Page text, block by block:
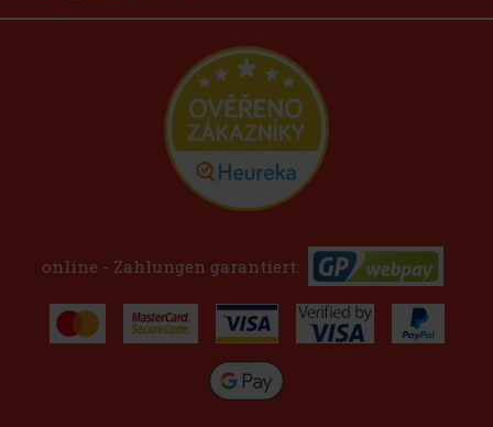
online - Zahlungen garantiert: